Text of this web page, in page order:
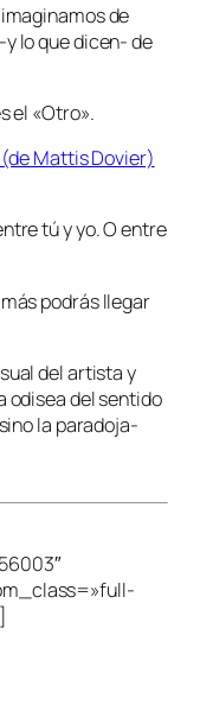
de
lo que dicen- de
el «Otro».
Mattis Dovier)
tú y yo. O entre
podrás llegar
del artista y
odisea del sentido
la paradoja-